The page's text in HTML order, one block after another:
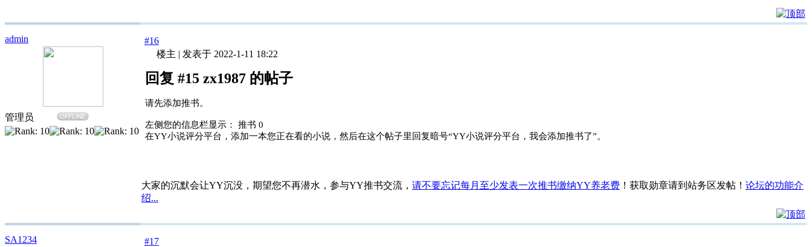
admin
管理员 OFFLINE
#16
楼主 | 发表于 2022-1-11 18:22
回复 #15 zx1987 的帖子
请先添加推书。
左侧您的信息栏显示： 推书 0
在YY小说评分平台，添加一本您正在看的小说，然后在这个帖子里回复暗号“YY小说评分平台，我会添加推书了”。
大家的沉默会让YY沉没，期望您不再潜水，参与YY推书交流， 请不要忘记每月至少发表一次推书缴纳YY养老费 ！获取勋章请到站务区发帖！ 论坛的功能介
绍...
SA1234
#17